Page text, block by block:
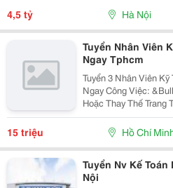
Doanh Bất Chấp
4,5 tỷ Hà Nội
Tuyển Nhân Viên
Ngay Tphcm
Tuyển 3 Nhân Viên
Ngay Công Việc: &Bull; Bảo Trì, Sửa Chữa, Lắp Đặt Mới
Hoặc Thay Thế Trang Thiết Bị
Dịch Vụ &Ndash; Nhà Trọ, Chung Cư Mini &Bull; Kiểm
Tra Và Xử Lý Sự Cố
15 triệu Hồ Chí
Tuyển Nv Kế
Nội